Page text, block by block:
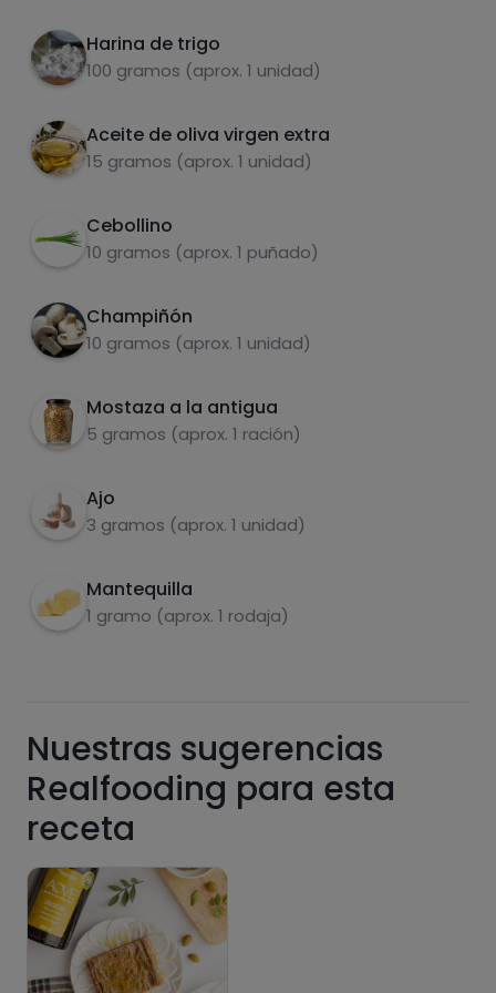
Harina de trigo
100 gramos (aprox. 1 unidad)
Aceite de oliva virgen extra
15 gramos (aprox. 1 unidad)
Cebollino
10 gramos (aprox. 1 puñado)
Champiñón
10 gramos (aprox. 1 unidad)
Mostaza a la antigua
5 gramos (aprox. 1 ración)
Ajo
3 gramos (aprox. 1 unidad)
Mantequilla
1 gramo (aprox. 1 rodaja)
Azúcares
Grasas
Hazte PLUS para ver la información nutricional
funcionalidades PLUS.
Pásate al PLUS
Nuestras sugerencias
Realfooding para esta
receta